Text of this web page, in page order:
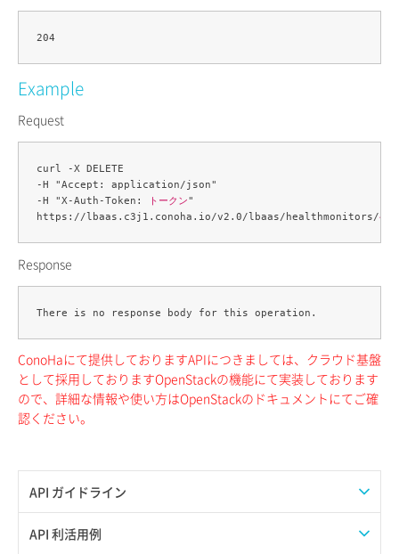
API ガイドライン
APIのご利用について
API 利活用例
Example
Request
curl -X DELETE
-H "Accept: application/json"
-H "X-Auth-Token:
トークン"
https://lbaas.c3j1.conoha.io/v2.0/lbaas/healthmonitors/ヘ
Response
ConoHaにて提供しておりますAPIにつきましては、クラウド基盤
として採用しておりますOpenStackの機能にて実装しております
ので、詳細な情報や使い方はOpenStackのドキュメントにてご確
認ください。